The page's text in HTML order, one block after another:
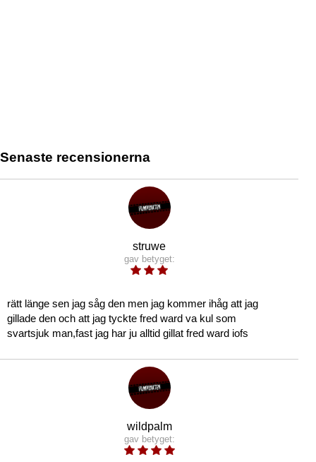
Senaste recensionerna
struwe
gav betyget:
rätt länge sen jag såg den men jag kommer ihåg att jag
gillade den och att jag tyckte fred ward va kul som
svartsjuk man,fast jag har ju alltid gillat fred ward iofs
wildpalm
gav betyget: